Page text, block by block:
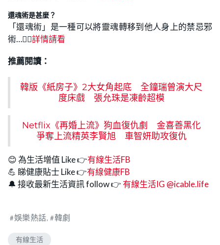
還魂術是甚麼？
「還魂術」是一種可以將靈魂轉移到他人身上的禁忌邪
術…👉🏻詳情請看
推薦閱讀：
韓版《紙房子》2大女角起底 全鐘瑞曾演大尺
度床戲 張允珠是凍齡超模
Netflix《再婚上流》狗血復仇劇 金喜善黑化
爭奪上流精英李賢旭 車智妍助攻復仇
😊 為生活增值 Like 👉有線生活FB
💪 睇健康貼士 Like 👉有線健康FB
🔔 接收最新生活資訊 follow 👉 有線生活IG @icable.life
娛樂熱話 韓劇
有線生活